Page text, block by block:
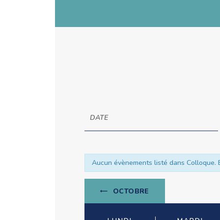
et
navigation
de
vues
Évènements
Évènements
Aucun évènements listé dans Colloque.
OCTOBRE
Calendrier